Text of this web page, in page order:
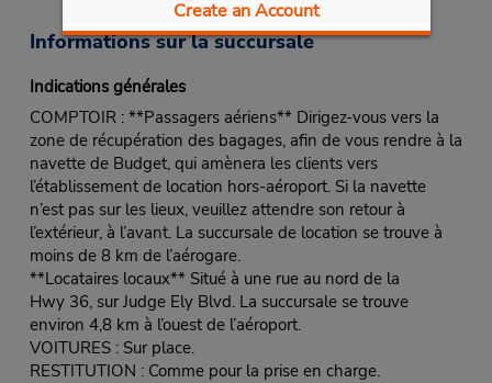
Create an Account
Informations sur la succursale
Indications générales
COMPTOIR : **Passagers aériens** Dirigez-vous vers la
zone de récupération des bagages, afin de vous rendre à la
navette de Budget, qui amènera les clients vers
l’établissement de location hors-aéroport. Si la navette
n’est pas sur les lieux, veuillez attendre son retour à
l’extérieur, à l’avant. La succursale de location se trouve à
moins de 8 km de l’aérogare.
**Locataires locaux** Situé à une rue au nord de la
Hwy 36, sur Judge Ely Blvd. La succursale se trouve
environ 4,8 km à l’ouest de l’aéroport.
VOITURES : Sur place.
RESTITUTION : Comme pour la prise en charge.